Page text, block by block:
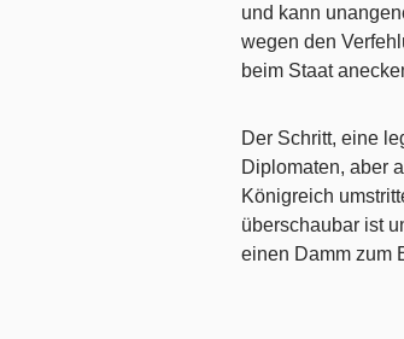
und kann
wegen den
beim Staat
Der Schritt, eine
Diplomaten, aber
Königreich
überschaubar ist
einen Damm zum